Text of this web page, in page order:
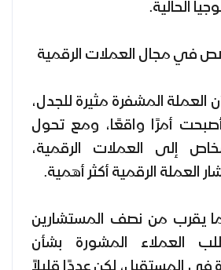
الحالية.
العملة المشفرة مثيرة للجدل،
أمرًا واقعًا، ومع تحول
إلى العملات الرقمية،
العملة الرقمية أكثر أهمية.
يقرب من نصف المستشارين
العملاء المشورة بشأن